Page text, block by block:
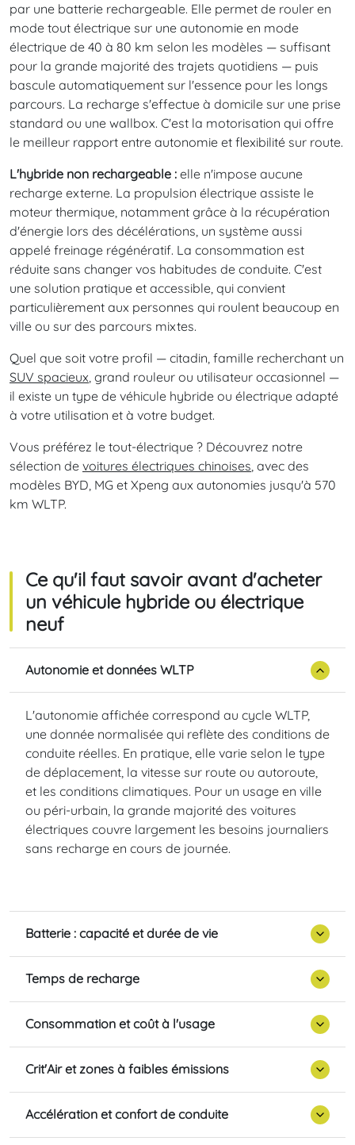
par une batterie rechargeable. Elle permet de rouler en
mode tout électrique sur une autonomie en mode
électrique de 40 à 80 km selon les modèles — suffisant
pour la grande majorité des trajets quotidiens — puis
bascule automatiquement sur l'essence pour les longs
parcours. La recharge s'effectue à domicile sur une prise
standard ou une wallbox. C'est la motorisation qui offre
le meilleur rapport entre autonomie et flexibilité sur route.
L'hybride non rechargeable : elle n'impose aucune
recharge externe. La propulsion électrique assiste le
moteur thermique, notamment grâce à la récupération
d'énergie lors des décélérations, un système aussi
appelé freinage régénératif. La consommation est
réduite sans changer vos habitudes de conduite. C'est
une solution pratique et accessible, qui convient
particulièrement aux personnes qui roulent beaucoup en
ville ou sur des parcours mixtes.
Quel que soit votre profil — citadin, famille recherchant un
SUV spacieux, grand rouleur ou utilisateur occasionnel —
il existe un type de véhicule hybride ou électrique adapté
à votre utilisation et à votre budget.
Vous préférez le tout-électrique ? Découvrez notre
sélection de voitures électriques chinoises, avec des
modèles BYD, MG et Xpeng aux autonomies jusqu'à 570
km WLTP.
Ce qu'il faut savoir avant d'acheter
un véhicule hybride ou électrique
neuf
Autonomie et données WLTP
L'autonomie affichée correspond au cycle WLTP,
une donnée normalisée qui reflète des conditions de
conduite réelles. En pratique, elle varie selon le type
de déplacement, la vitesse sur route ou autoroute,
et les conditions climatiques. Pour un usage en ville
ou péri-urbain, la grande majorité des voitures
électriques couvre largement les besoins journaliers
sans recharge en cours de journée.
Batterie : capacité et durée de vie
Temps de recharge
Consommation et coût à l'usage
Crit'Air et zones à faibles émissions
Accélération et confort de conduite